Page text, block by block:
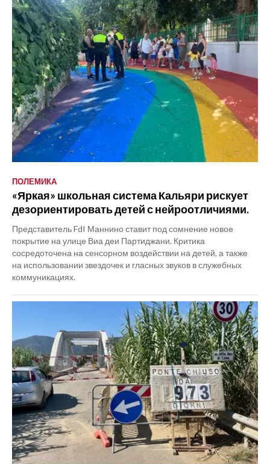
ПОЛЕМИКА
«Яркая» школьная система Кальяри рискует
дезориентировать детей с нейроотличиями.
Представитель FdI Маннино ставит под сомнение новое
покрытие на улице Виа деи Партиджани. Критика
сосредоточена на сенсорном воздействии на детей, а также
на использовании звездочек и гласных звуков в служебных
коммуникациях.